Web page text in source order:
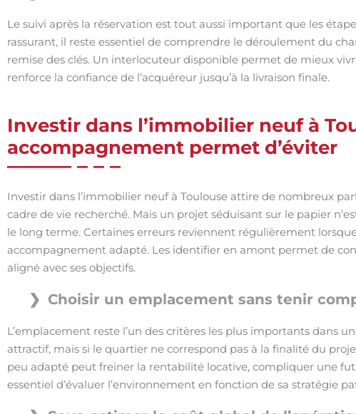
Le suivi après la réservation est tout aussi important que les
rassurant, il reste essentiel de comprendre le déroulement du
remise des clés. Un interlocuteur disponible permet de mieux
renforce la confiance de l’acquéreur jusqu’à la livraison finale.
Investir dans l’immobilier neuf à
accompagnement permet d’éviter
Investir dans l’immobilier neuf à Toulouse attire de nombreux
cadre de vie recherché. Mais un projet séduisant sur le papier
le long terme. Certaines erreurs reviennent régulièrement
accompagnement adapté. Les identifier en amont permet de
aligné avec ses objectifs.
Choisir un emplacement sans tenir
L’emplacement reste l’un des critères les plus importants dans
attractif, mais si le quartier ne correspond pas à la finalité du
peu adapté peut freiner la rentabilité locative, compliquer une
essentiel d’évaluer l’environnement en fonction de sa stratégie